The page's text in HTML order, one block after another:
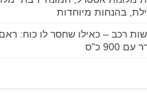
בהנחות מיוחדות
רכב – כאילו שחסר לו כוח:
900 כ"ס